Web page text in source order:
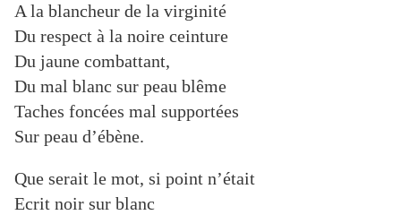
A la blancheur de la virginité
Du respect à la noire ceinture
Du jaune combattant,
Du mal blanc sur peau blême
Taches foncées mal supportées
Sur peau d’ébène.
Que serait le mot, si point n’était
Ecrit noir sur blanc